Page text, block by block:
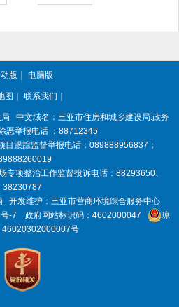
版 ｜ 电脑版
图 ｜ 联系我们 ｜
中文域名：三亚市住房和城乡建设局.政务
恶举报电话 ：88712345
目跟踪监督举报电话：089888956837；
专项整治工作监督投诉电话：88293650、
38230787
开发维护：三亚市营商环境综合服务中心
-7 政府网站标识码： 4602000047
琼
46020302000007号